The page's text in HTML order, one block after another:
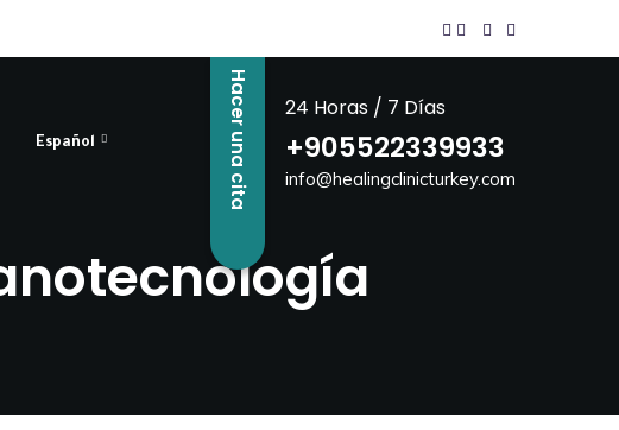
Español Hacer una cita 24 Horas / 7 Días
+905522339933
info@healingclinicturkey.com